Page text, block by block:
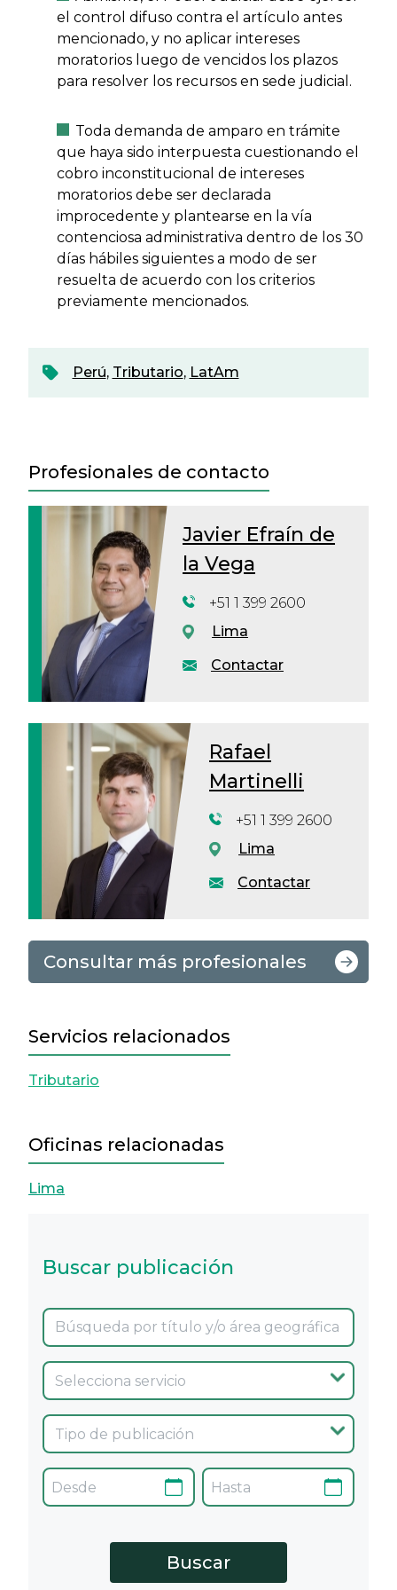
el control difuso contra el artículo antes
mencionado, y no aplicar intereses
moratorios luego de vencidos los plazos
para resolver los recursos en sede judicial.
Toda demanda de amparo en trámite
que haya sido interpuesta cuestionando el
cobro inconstitucional de intereses
moratorios debe ser declarada
improcedente y plantearse en la vía
contenciosa administrativa dentro de los 30
días hábiles siguientes a modo de ser
resuelta de acuerdo con los criterios
previamente mencionados.
Perú, Tributario, LatAm
Profesionales de contacto
Javier Efraín de
la Vega
Contactar
+51 1 399 2600
Lima
Rafael
Martinelli
Contactar
+51 1 399 2600
Lima
Consultar más profesionales
Servicios relacionados
Tributario
Oficinas relacionadas
Lima
Buscar publicación